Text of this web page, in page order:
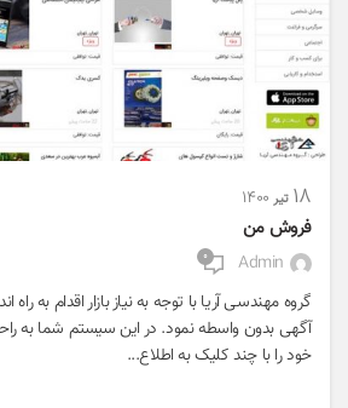
۱۸ تیر ۱۴۰۰
فروش من
Admin ۰
گروه مهندسی آریا با توجه به نیاز بازار اقدام به
آگهی بدون واسطه نمود. در این سیستم شما به
خود را با چند کلیک به اطلاع...